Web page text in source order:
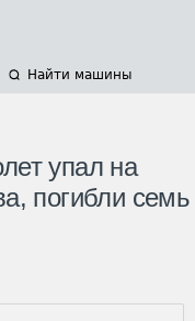
Найти машины
упал на
погибли семь